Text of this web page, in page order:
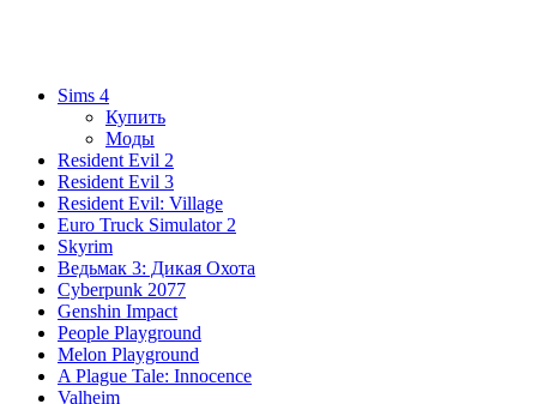
Sims 4
Купить
Моды
Resident Evil 2
Resident Evil 3
Resident Evil: Village
Euro Truck Simulator 2
Skyrim
Ведьмак 3: Дикая Охота
Cyberpunk 2077
Genshin Impact
People Playground
Melon Playground
A Plague Tale: Innocence
Valheim